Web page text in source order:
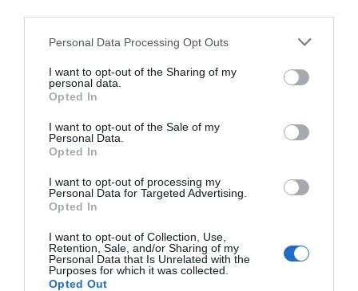
Please note that this website/app uses one or more Google
not limited to your visit or usage behaviour. You may click to
grant or deny consent to Google and its third-party tags to
use your data for below specified purposes in below Google
consent section.
Personal Data Processing Opt Outs
I want to opt-out of the Sharing of my
personal data.
Opted In
I want to opt-out of the Sale of my
Personal Data.
Opted In
I want to opt-out of processing my
Personal Data for Targeted Advertising.
Opted In
I want to opt-out of Collection, Use,
Retention, Sale, and/or Sharing of my
Personal Data that Is Unrelated with the
Purposes for which it was collected.
Opted Out
ΟΙΚΟΝΟΜΙΑ
“Κατεβάζουν μολύβια” οι συμβολαιογράφοι –
Καμία μεταβίβαση ακινήτου για έναν μήνα
Σφοδρές αντιδράσεις για το νέο σύστημα είσπραξης
του ΤΑΠ